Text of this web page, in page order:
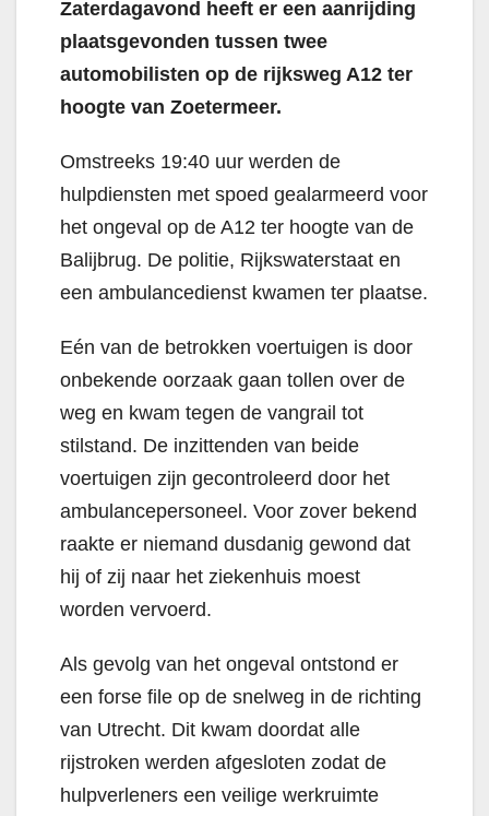
Zaterdagavond heeft er een aanrijding
plaatsgevonden tussen twee
automobilisten op de rijksweg A12 ter
hoogte van Zoetermeer.
Omstreeks 19:40 uur werden de
hulpdiensten met spoed gealarmeerd voor
het ongeval op de A12 ter hoogte van de
Balijbrug. De politie, Rijkswaterstaat en
een ambulancedienst kwamen ter plaatse.
Eén van de betrokken voertuigen is door
onbekende oorzaak gaan tollen over de
weg en kwam tegen de vangrail tot
stilstand. De inzittenden van beide
voertuigen zijn gecontroleerd door het
ambulancepersoneel. Voor zover bekend
raakte er niemand dusdanig gewond dat
hij of zij naar het ziekenhuis moest
worden vervoerd.
Als gevolg van het ongeval ontstond er
een forse file op de snelweg in de richting
van Utrecht. Dit kwam doordat alle
rijstroken werden afgesloten zodat de
hulpverleners een veilige werkruimte